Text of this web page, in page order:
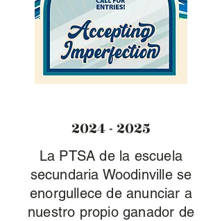
2024 - 2025
La PTSA de la escuela
secundaria Woodinville se
enorgullece de anunciar a
nuestro propio ganador de